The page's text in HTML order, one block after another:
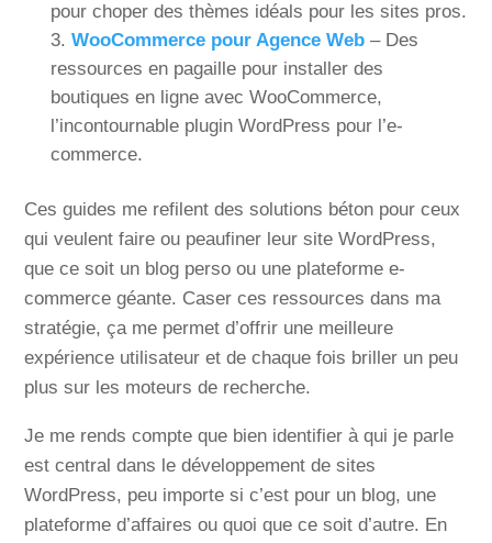
pour choper des thèmes idéals pour les sites pros.
WooCommerce pour Agence Web – Des
ressources en pagaille pour installer des
boutiques en ligne avec WooCommerce,
l’incontournable plugin WordPress pour l’e-
commerce.
Ces guides me refilent des solutions béton pour ceux
qui veulent faire ou peaufiner leur site WordPress,
que ce soit un blog perso ou une plateforme e-
commerce géante. Caser ces ressources dans ma
stratégie, ça me permet d’offrir une meilleure
expérience utilisateur et de chaque fois briller un peu
plus sur les moteurs de recherche.
Je me rends compte que bien identifier à qui je parle
est central dans le développement de sites
WordPress, peu importe si c’est pour un blog, une
plateforme d’affaires ou quoi que ce soit d’autre. En